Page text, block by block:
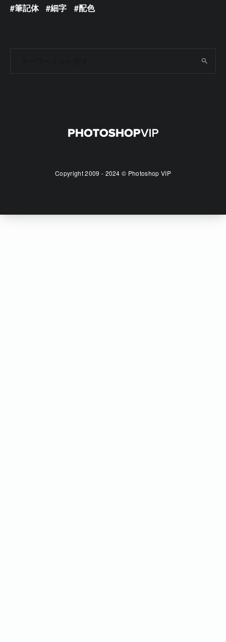
筆記体
細字 配色
Copyright 2009 - 2024 © Photoshop VIP